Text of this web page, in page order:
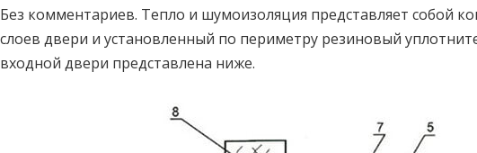
Без комментариев. Тепло и шумоизоляция представляет собой
слоев двери и установленный по периметру резиновый
входной двери представлена ниже.